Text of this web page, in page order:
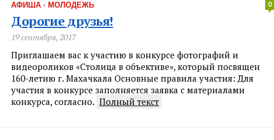
АФИША · МОЛОДЕЖЬ 0
Дорогие друзья!
19 сентября, 2017
Приглашаем вас к участию в конкурсе фотографий и
видеороликов «Столица в объективе», который посвящен
160-летию г. Махачкала Основные правила участия: Для
участия в конкурсе заполняется заявка с материалами
конкурса, согласно. Полный текст